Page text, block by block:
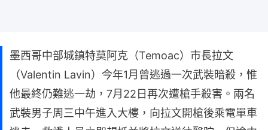
墨西哥中部城鎮特莫阿克（Temoac）市長拉文
（Valentin Lavin）今年1月曾逃過一次武裝暗殺，惟
他最終仍難逃一劫，7月22日再次遭槍手殺害。兩名
武裝男子周三中午進入大樓，向拉文開槍後乘電單車